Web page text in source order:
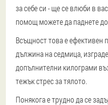
за себе си - ще се влюби в
помощ можете да паднете
Всъщност това е ефективен
дължина на седмица,
допълнителни килограми
тежък стрес за тялото.
Понякога е трудно да се